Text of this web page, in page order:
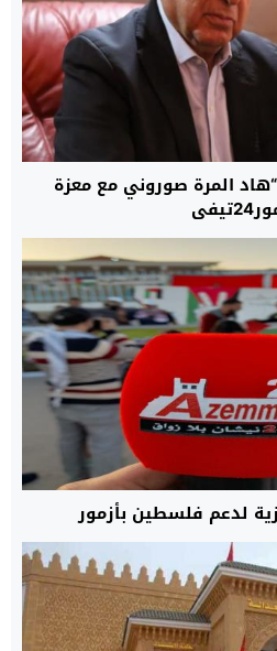
المرة صوروني مع معزة
لدعم فلسطين بأزمور